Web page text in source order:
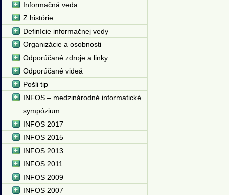
Informačná veda
Z histórie
Definície informačnej vedy
Organizácie a osobnosti
Odporúčané zdroje a linky
Odporúčané videá
Pošli tip
INFOS – medzinárodné informatické
sympózium
INFOS 2017
INFOS 2015
INFOS 2013
INFOS 2011
INFOS 2009
INFOS 2007